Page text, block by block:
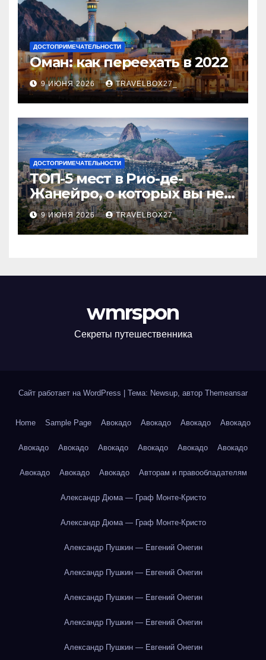
ДОСТОПРИМЕЧАТЕЛЬНОСТИ
Оман: как переехать в 2022
9 ИЮНЯ 2026 TRAVELBOX27_
ДОСТОПРИМЕЧАТЕЛЬНОСТИ
ТОП-5 мест в Рио-де-
Жанейро, о которых вы не
знали
9 ИЮНЯ 2026 TRAVELBOX27_
wmrspon
Секреты путешественника
Сайт работает на WordPress Тема: Newsup, автор Themeansar
Home Sample Page Авокадо Авокадо Авокадо Авокадо
Авокадо Авокадо Авокадо Авокадо Авокадо Авокадо
Авокадо Авокадо Авокадо Авторам и правообладателям
Александр Дюма — Граф Монте-Кристо
Александр Дюма — Граф Монте-Кристо
Александр Пушкин — Евгений Онегин
Александр Пушкин — Евгений Онегин
Александр Пушкин — Евгений Онегин
Александр Пушкин — Евгений Онегин
Александр Пушкин — Евгений Онегин